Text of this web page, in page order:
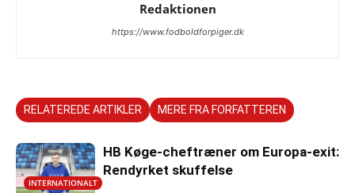
Redaktionen
https://www.fodboldforpiger.dk
RELATEREDE ARTIKLER MERE FRA FORFATTEREN
INTERNATIONALT
HB Køge-cheftræner om Europa-exit:
Rendyrket skuffelse